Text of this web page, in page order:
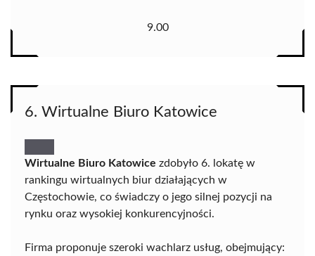
9.00
6. Wirtualne Biuro Katowice
Wirtualne Biuro Katowice zdobyło 6. lokatę w
rankingu wirtualnych biur działających w
Częstochowie, co świadczy o jego silnej pozycji na
rynku oraz wysokiej konkurencyjności.
Firma proponuje szeroki wachlarz usług, obejmujący: